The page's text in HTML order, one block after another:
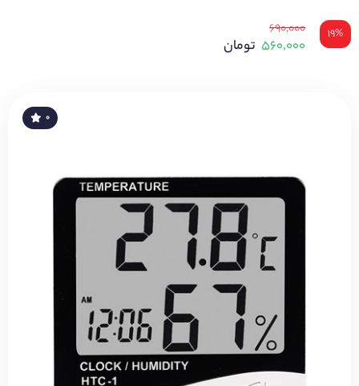
۱۹% ۶۹۰,۰۰۰
۵۶۰,۰۰۰ تومان
۰